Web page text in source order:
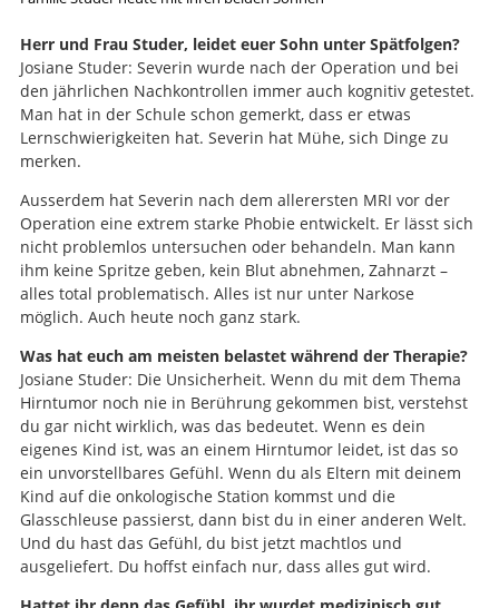
Herr und Frau Studer, leidet euer Sohn unter Spätfolgen?
Josiane Studer: Severin wurde nach der Operation und bei
den jährlichen Nachkontrollen immer auch kognitiv getestet.
Man hat in der Schule schon gemerkt, dass er etwas
Lernschwierigkeiten hat. Severin hat Mühe, sich Dinge zu
merken.
Ausserdem hat Severin nach dem allerersten MRI vor der
Operation eine extrem starke Phobie entwickelt. Er lässt sich
nicht problemlos untersuchen oder behandeln. Man kann
ihm keine Spritze geben, kein Blut abnehmen, Zahnarzt –
alles total problematisch. Alles ist nur unter Narkose
möglich. Auch heute noch ganz stark.
Was hat euch am meisten belastet während der Therapie?
Josiane Studer: Die Unsicherheit. Wenn du mit dem Thema
Hirntumor noch nie in Berührung gekommen bist, verstehst
du gar nicht wirklich, was das bedeutet. Wenn es dein
eigenes Kind ist, was an einem Hirntumor leidet, ist das so
ein unvorstellbares Gefühl. Wenn du als Eltern mit deinem
Kind auf die onkologische Station kommst und die
Glasschleuse passierst, dann bist du in einer anderen Welt.
Und du hast das Gefühl, du bist jetzt machtlos und
ausgeliefert. Du hoffst einfach nur, dass alles gut wird.